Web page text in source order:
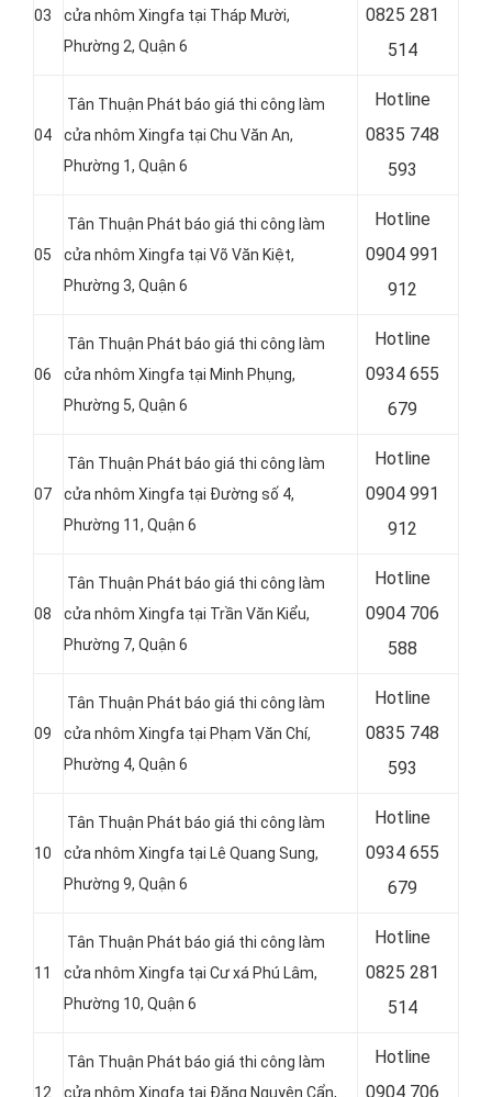
03
cửa nhôm Xingfa tại Tháp Mười,
Phường 2, Quận 6
0825 281
514
04
Tân Thuận Phát báo giá thi công làm
cửa nhôm Xingfa tại Chu Văn An,
Phường 1, Quận 6
Hotline
0835 748
593
05
Tân Thuận Phát báo giá thi công làm
cửa nhôm Xingfa tại Võ Văn Kiệt,
Phường 3, Quận 6
Hotline
0904 991
912
06
Tân Thuận Phát báo giá thi công làm
cửa nhôm Xingfa tại Minh Phụng,
Phường 5, Quận 6
Hotline
0934 655
679
07
Tân Thuận Phát báo giá thi công làm
cửa nhôm Xingfa tại Đường số 4,
Phường 11, Quận 6
Hotline
0904 991
912
08
Tân Thuận Phát báo giá thi công làm
cửa nhôm Xingfa tại Trần Văn Kiểu,
Phường 7, Quận 6
Hotline
0904 706
588
09
Tân Thuận Phát báo giá thi công làm
cửa nhôm Xingfa tại Phạm Văn Chí,
Phường 4, Quận 6
Hotline
0835 748
593
10
Tân Thuận Phát báo giá thi công làm
cửa nhôm Xingfa tại Lê Quang Sung,
Phường 9, Quận 6
Hotline
0934 655
679
11
Tân Thuận Phát báo giá thi công làm
cửa nhôm Xingfa tại Cư xá Phú Lâm,
Phường 10, Quận 6
Hotline
0825 281
514
12
Tân Thuận Phát báo giá thi công làm
cửa nhôm Xingfa tại Đặng Nguyên Cẩn,
Hotline
0904 706